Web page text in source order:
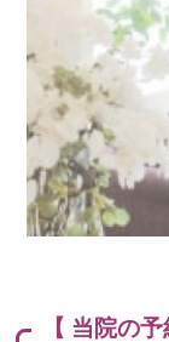
【 当院の